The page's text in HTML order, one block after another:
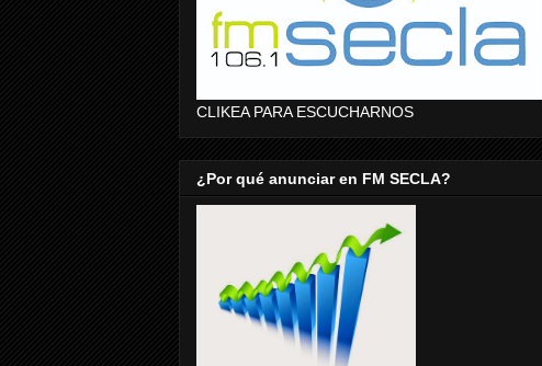
CLIKEA PARA ESCUCHARNOS
¿Por qué anunciar en FM SECLA?